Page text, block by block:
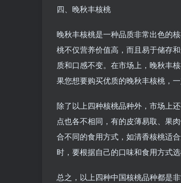
四、晚秋丰核桃
晚秋丰核桃是一种品质非常出色的
桃不仅营养价值高，而且易于储存
质和口感不变。在市场上，晚秋丰
果您想要购买优质的晚秋丰核桃，
除了以上四种核桃品种外，市场上
点也各不相同，有的皮薄易取、果
合不同的食用方式，如清香核桃适
时，要根据自己的口味和食用方式选
总之，以上四种中国核桃品种都是